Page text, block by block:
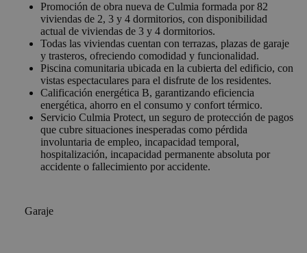
Promoción de obra nueva de Culmia formada por 82
viviendas de 2, 3 y 4 dormitorios, con disponibilidad
actual de viviendas de 3 y 4 dormitorios.
Todas las viviendas cuentan con terrazas, plazas de garaje
y trasteros, ofreciendo comodidad y funcionalidad.
Piscina comunitaria ubicada en la cubierta del edificio, con
vistas espectaculares para el disfrute de los residentes.
Calificación energética B, garantizando eficiencia
energética, ahorro en el consumo y confort térmico.
Servicio Culmia Protect, un seguro de protección de pagos
que cubre situaciones inesperadas como pérdida
involuntaria de empleo, incapacidad temporal,
hospitalización, incapacidad permanente absoluta por
accidente o fallecimiento por accidente.
Garaje